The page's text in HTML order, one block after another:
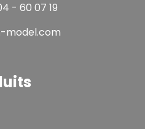
- 60 07 19
model.com